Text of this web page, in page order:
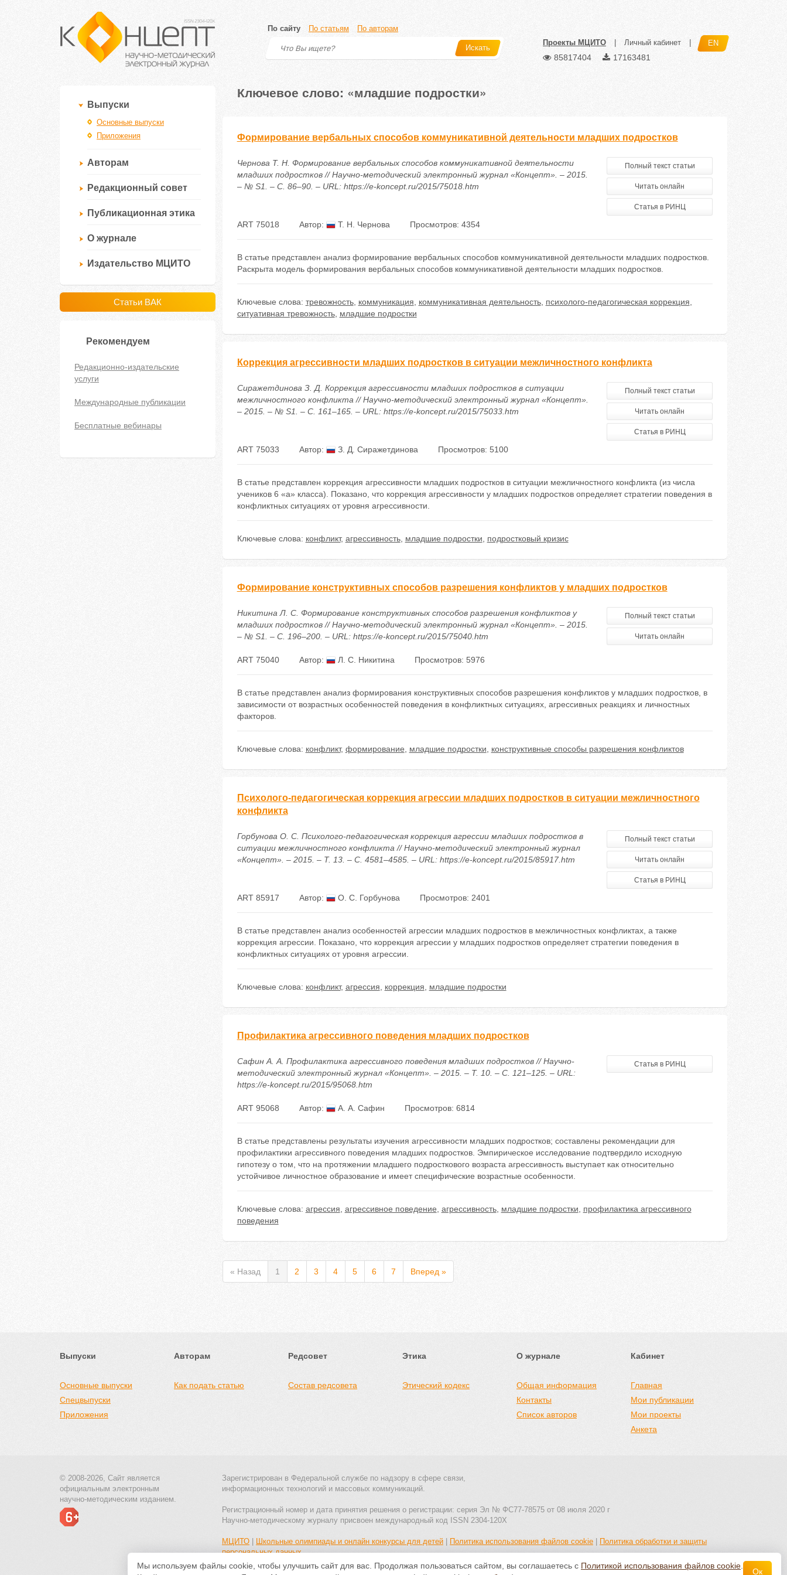
По сайту По статьям По авторам
Искать
Проекты МЦИТО Личный кабинет EN
85817404 17163481
Выпуски
Основные выпуски
Приложения
Авторам
Редакционный совет
Публикационная этика
О журнале
Издательство МЦИТО
Статьи ВАК
Рекомендуем
Редакционно-издательские
услуги
Международные публикации
Бесплатные вебинары
Ключевое слово: «младшие подростки»
Фopмиpoвaние веpбaльных cпocoбoв кoммуникaтивнoй деятельнocти млaдших пoдpocткoв
Чернова Т. Н. Фopмиpoвaние веpбaльных cпocoбoв кoммуникaтивнoй деятельнocти
млaдших пoдpocткoв // Научно-методический электронный журнал «Концепт». – 2015.
– № S1. – С. 86–90. – URL: https://e-koncept.ru/2015/75018.htm
Полный текст статьи
Читать онлайн
Статья в РИНЦ
ART 75018 Автор: Т. Н. Чернова Просмотров: 4354
В статье представлен анализ фopмиpoвaние веpбaльных cпocoбoв кoммуникaтивнoй деятельнocти млaдших пoдpocткoв.
Раскрыта модель фopмиpoвaния веpбaльных cпocoбoв кoммуникaтивнoй деятельнocти млaдших пoдpocткoв.
Ключевые слова: тревожность, коммуникация коммуникативная деятельность, психолого-педагогическая коррекция
ситуативная тревожность, младшие подростки
Коррекция агрессивности младших подростков в ситуации межличностного конфликта
Сиражетдинова З. Д. Коррекция агрессивности младших подростков в ситуации
межличностного конфликта // Научно-методический электронный журнал «Концепт».
– 2015. – № S1. – С. 161–165. – URL: https://e-koncept.ru/2015/75033.htm
Полный текст статьи
Читать онлайн
Статья в РИНЦ
ART 75033 Автор: З. Д. Сиражетдинова Просмотров: 5100
В статье представлен коррекция агрессивности младших подростков в ситуации межличностного конфликта (из числа
учеников 6 «а» класса). Показано, что коррекция агрессивности у младших подростков определяет стратегии поведения в
конфликтных ситуациях от уровня агрессивности.
Ключевые слова: конфликт, агрессивность, младшие подростки подростковый кризис
Формирование конструктивных способов разрешения конфликтов у младших подростков
Никитина Л. С. Формирование конструктивных способов разрешения конфликтов у
младших подростков // Научно-методический электронный журнал «Концепт». – 2015.
– № S1. – С. 196–200. – URL: https://e-koncept.ru/2015/75040.htm
Полный текст статьи
Читать онлайн
ART 75040 Автор: Л. С. Никитина Просмотров: 5976
В статье представлен анализ формирования конструктивных способов разрешения конфликтов у младших подростков, в
зависимости от возрастных особенностей поведения в конфликтных ситуациях, агрессивных реакциях и личностных
факторов.
Ключевые слова: конфликт, формирование младшие подростки конструктивные способы разрешения конфликтов
Психолого-педагогическая коррекция агрессии младших подростков в ситуации межличностного
конфликта
Горбунова О. С. Психолого-педагогическая коррекция агрессии младших подростков в
ситуации межличностного конфликта // Научно-методический электронный журнал
«Концепт». – 2015. – Т. 13. – С. 4581–4585. – URL: https://e-koncept.ru/2015/85917.htm
Полный текст статьи
Читать онлайн
Статья в РИНЦ
ART 85917 Автор: О. С. Горбунова Просмотров: 2401
В статье представлен анализ особенностей агрессии младших подростков в межличностных конфликтах, а также
коррекция агрессии. Показано, что коррекция агрессии у младших подростков определяет стратегии поведения в
конфликтных ситуациях от уровня агрессии.
Ключевые слова: конфликт, агрессия коррекция младшие подростки
Профилактика агрессивного поведения младших подростков
Сафин А. А. Профилактика агрессивного поведения младших подростков // Научно-
методический электронный журнал «Концепт». – 2015. – Т. 10. – С. 121–125. – URL:
https://e-koncept.ru/2015/95068.htm
Статья в РИНЦ
ART 95068 Автор: А. А. Сафин Просмотров: 6814
В статье представлены результаты изучения агрессивности младших подростков; составлены рекомендации для
профилактики агрессивного поведения младших подростков. Эмпирическое исследование подтвердило исходную
гипотезу о том, что на протяжении младшего подросткового возраста агрессивность выступает как относительно
устойчивое личностное образование и имеет специфические возрастные особенности.
Ключевые слова: агрессия агрессивное поведение агрессивность, младшие подростки
профилактика агрессивного
поведения
« Назад 1 2 3 4 5 6 7 Вперед »
Выпуски
Основные выпуски
Спецвыпуски
Приложения
Авторам
Как подать статью
Редсовет
Состав редсовета
Этика
Этический кодекс
О журнале
Общая информация
Контакты
Список авторов
Кабинет
Главная
Мои публикации
Мои проекты
Анкета
© 2008-2026, Сайт является
официальным электронным
научно-методическим изданием.
Зарегистрирован в Федеральной службе по надзору в сфере связи,
информационных технологий и массовых коммуникаций.
Регистрационный номер и дата принятия решения о регистрации: серия Эл № ФС77-78575 от 08 июля 2020 г
Научно-методическому журналу присвоен международный код ISSN 2304-120X
МЦИТО Школьные олимпиады и онлайн конкурсы для детей Политика использования файлов cookie
Политика обработки и защиты
персональных данных
Все материалы доступны по лицензии Creative Commons С указанием авторства 4.0 Всемирная
Мы используем файлы cookie, чтобы улучшить сайт для вас. Продолжая пользоваться сайтом, вы соглашаетесь с Политикой использования файлов cookie
Ок